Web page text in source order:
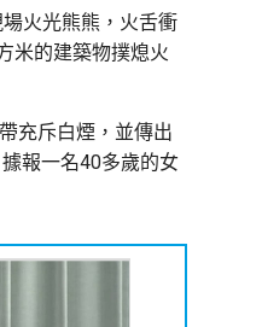
火光熊熊，火舌衝
米的建築物撲熄火
充斥白煙，並傳出
報一名40多歲的女